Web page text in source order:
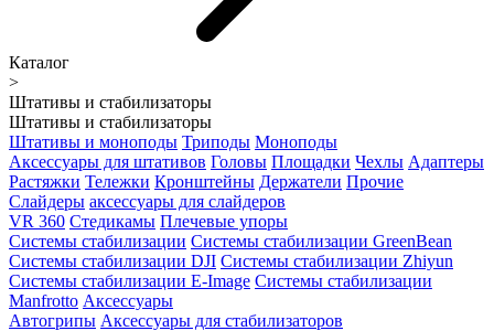
Каталог
>
Штативы и стабилизаторы
Штативы и стабилизаторы
Штативы и моноподы Триподы Моноподы
Аксессуары для штативов Головы Площадки Чехлы Адаптеры
Растяжки Тележки Кронштейны Держатели Прочие
Слайдеры аксессуары для слайдеров
VR 360 Стедикамы Плечевые упоры
Системы стабилизации Системы стабилизации GreenBean
Системы стабилизации DJI Системы стабилизации Zhiyun
Системы стабилизации E-Image Системы стабилизации
Manfrotto Аксессуары
Автогрипы Аксессуары для стабилизаторов